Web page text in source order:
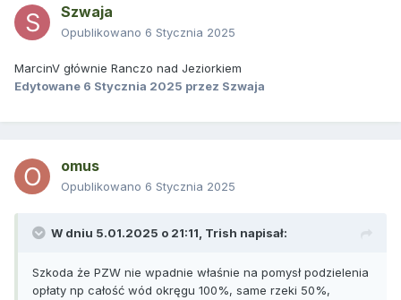
Szwaja
Opublikowano 6 Stycznia 2025
MarcinV głównie Ranczo nad Jeziorkiem
Edytowane 6 Stycznia 2025 przez Szwaja
omus
Opublikowano 6 Stycznia 2025
W dniu 5.01.2025 o 21:11, Trish napisał:
Szkoda że PZW nie wpadnie właśnie na pomysł podzielenia
opłaty np całość wód okręgu 100%, same rzeki 50%,